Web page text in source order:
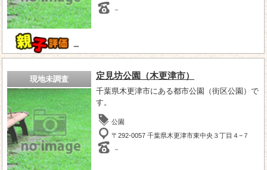
－
－
現地未調査 定見坊公園（木更津市）
千葉県木更津市にある都市公園（街区公園）で
す。
公園
〒292-0057 千葉県木更津市東中央３丁目４−７
－